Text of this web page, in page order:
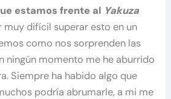
estamos frente al Yakuza
muy difícil superar esto en un
como nos sorprenden las
ningún momento me he aburrido
Siempre ha habido algo que
podría abrumarle, a mi me